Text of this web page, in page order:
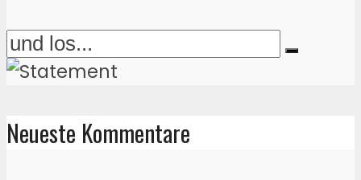
Neueste Kommentare